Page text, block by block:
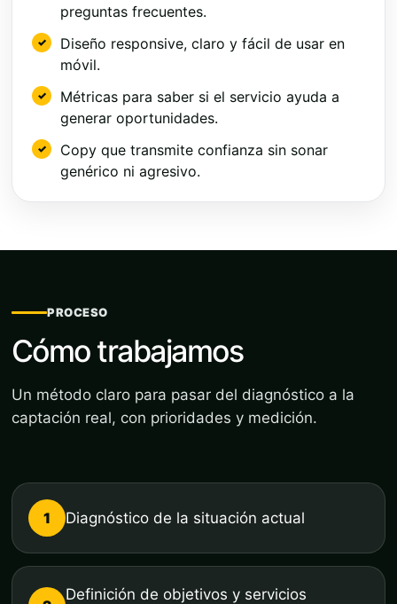
preguntas frecuentes.
Diseño responsive, claro y fácil de usar en
móvil.
Métricas para saber si el servicio ayuda a
generar oportunidades.
Copy que transmite confianza sin sonar
genérico ni agresivo.
PROCESO
Cómo trabajamos
Un método claro para pasar del diagnóstico a la
captación real, con prioridades y medición.
1 Diagnóstico de la situación actual
Definición de objetivos y servicios